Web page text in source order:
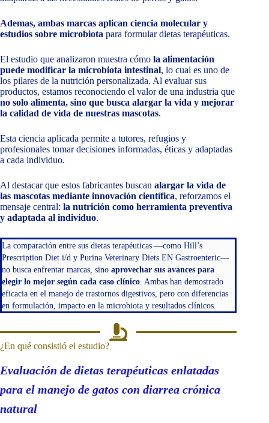
Ademas, ambas marcas aplican ciencia molecular y
estudios sobre microbiota para formular dietas terapéuticas.
El estudio que analizaron muestra cómo la alimentación
puede modificar la microbiota intestinal, lo cual es uno de
los pilares de la nutrición personalizada. Al evaluar sus
productos, estamos reconociendo el valor de una industria que
no solo alimenta, sino que busca alargar la vida y mejorar
la calidad de vida de nuestras mascotas.
Esta ciencia aplicada permite a tutores, refugios y
profesionales tomar decisiones informadas, éticas y adaptadas
a cada individuo.
Al destacar que estos fabricantes buscan alargar la vida de
las mascotas mediante innovación científica, reforzamos el
mensaje central: la nutrición como herramienta preventiva
y adaptada al individuo.
La comparación entre sus dietas terapéuticas —como Hill’s
Prescription Diet i/d y Purina Veterinary Diets EN Gastroenteric—
no busca enfrentar marcas, sino aprovechar sus avances para
elegir lo mejor según cada caso clínico. Ambas han demostrado
eficacia en el manejo de trastornos digestivos, pero con diferencias
en formulación, impacto en la microbiota y resultados clínicos.
¿En qué consistió el estudio?
Evaluación de dietas terapéuticas enlatadas
para el manejo de gatos con diarrea crónica
natural